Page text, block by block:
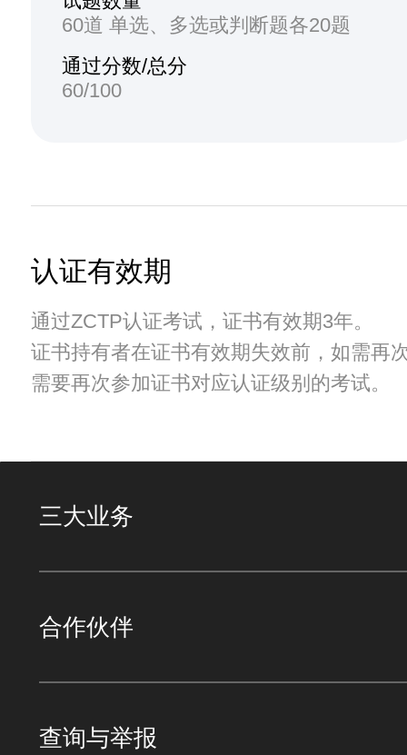
60道 单选、多选或判断题各20题
通过分数/总分
60/100
认证有效期
通过ZCTP认证考试，证书有效期3年。
证书持有者在证书有效期失效前，如需再
需要再次参加证书对应认证级别的考试。
三大业务
合作伙伴
查询与举报